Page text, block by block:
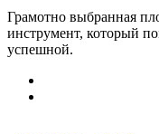
Грамотно выбранная
инструмент, который
успешной.